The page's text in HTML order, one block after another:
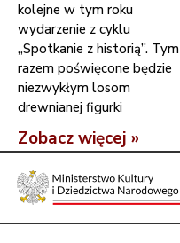
kolejne w tym roku
wydarzenie z cyklu
„Spotkanie z historią”. Tym
razem poświęcone będzie
niezwykłym losom
drewnianej figurki
Zobacz więcej »